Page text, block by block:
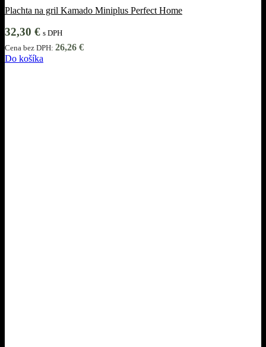
Plachta na gril Kamado Miniplus Perfect Home
32,30 € s DPH
Cena bez DPH: 26,26 €
Do košíka